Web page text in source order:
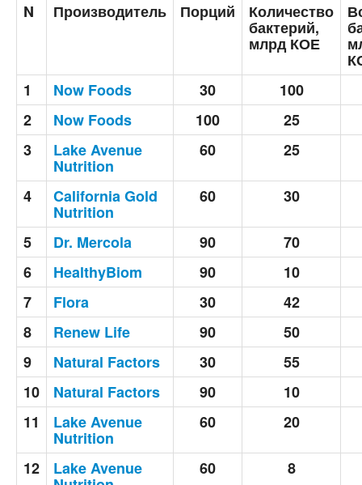
N
Производитель Порций Количество
бактерий,
млрд КОЕ
1
Now Foods 30
100
2
Now Foods 100
25
3
Lake Avenue
Nutrition
60 25
4 California Gold
Nutrition
60 30
5 Dr. Mercola 90
70
6
HealthyBiom 90
10
7
Flora 30
42
8
Renew Life 90
50
9
Natural Factors 30
55
10
Natural Factors 90
10
11
Lake Avenue
Nutrition
60 20
12 Lake Avenue 60 8